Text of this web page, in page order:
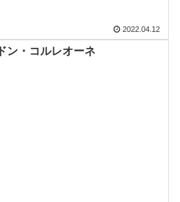
2022.04.12
ドン・コルレオーネ